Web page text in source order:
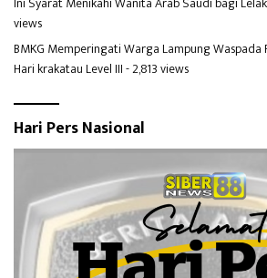
views
BMKG Memperingati Warga Lampung Waspada
Hari krakatau Level III- 2,813 views
Hari Pers Nasional